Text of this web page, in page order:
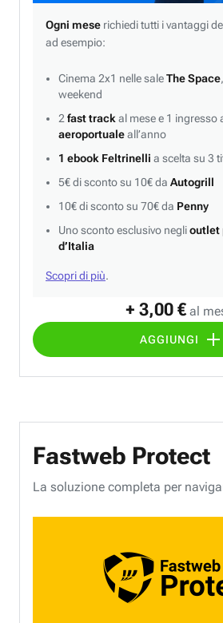
+ 3,00 € al
AGGIUNGI
Ogni mese richiedi tutti i vantaggi
ad esempio:
Cinema 2x1 nelle saleThe Space
weekend
2 fast track al mese e 1 ingresso
aeroportualeall’anno
1 ebook Feltrinelli a scelta su 3
5€ di sconto su 10€ da Autogrill
10€ di sconto su 70€ da Penny
Uno sconto esclusivo neglioutlet
d’Italia
Scopri di più.
Fastweb Protect
La soluzione completa per